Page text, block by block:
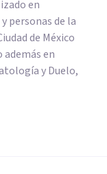
en
personas de la
de México
en
y Duelo,